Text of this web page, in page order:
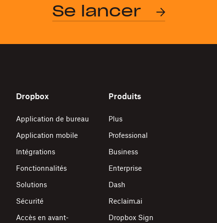
Se lancer
Dropbox
Application de bureau
Application mobile
Intégrations
Fonctionnalités
Solutions
Sécurité
Accès en avant-
Produits
Plus
Professional
Business
Enterprise
Dash
Reclaim.ai
Dropbox Sign